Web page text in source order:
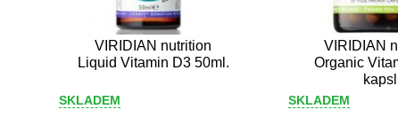
VIRIDIAN nutrition
Liquid Vitamin D3 50ml.
SKLADEM
VIRIDIAN
Organic
SKLADEM